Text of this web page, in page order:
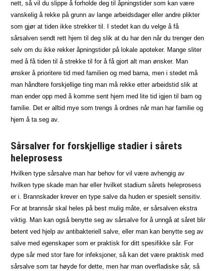
nett, så vil du slippe å forholde deg til åpningstider som kan være
vanskelig å rekke på grunn av lange arbeidsdager eller andre plikter
som gjør at tiden ikke strekker til. I stedet kan du velge å få
sårsalven sendt rett hjem til deg slik at du har den når du trenger den
selv om du ikke rekker åpningstider på lokale apoteker. Mange sliter
med å få tiden til å strekke til for å få gjort alt man ønsker. Man
ønsker å prioritere tid med familien og med barna, men i stedet må
man håndtere forskjellige ting man må rekke etter arbeidstid slik at
man ender opp med å komme sent hjem med lite tid igjen til barn og
familie. Det er alltid mye som trengs å ordnes når man har familie og
hjem å ta seg av.
Sårsalver for forskjellige stadier i sårets
heleprosess
Hvilken type sårsalve man har behov for vil være avhengig av
hvilken type skade man har eller hvilket stadium sårets heleprosess
er i. Brannskader krever en type salve da huden er spesielt sensitiv.
For at brannsår skal heles på best mulig måte, er sårsalven ekstra
viktig. Man kan også benytte seg av sårsalve for å unngå at såret blir
betent ved hjelp av antibakteriell salve, eller man kan benytte seg av
salve med egenskaper som er praktisk for ditt spesifikke sår. For
dype sår med stor fare for infeksjoner, så kan det være praktisk med
sårsalve som tar høyde for dette, men har man overfladiske sår, så